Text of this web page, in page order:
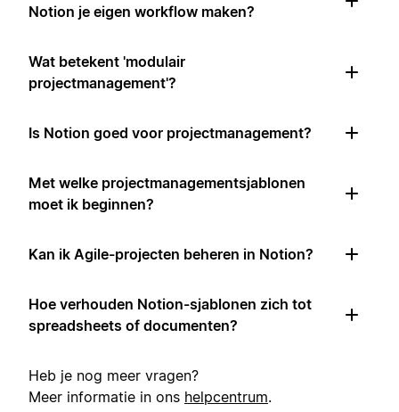
Notion je eigen workflow maken?
Wat betekent 'modulair
projectmanagement'?
Is Notion goed voor projectmanagement?
Met welke projectmanagementsjablonen
moet ik beginnen?
Kan ik Agile-projecten beheren in Notion?
Hoe verhouden Notion-sjablonen zich tot
spreadsheets of documenten?
Heb je nog meer vragen?
Meer informatie in ons helpcentrum.